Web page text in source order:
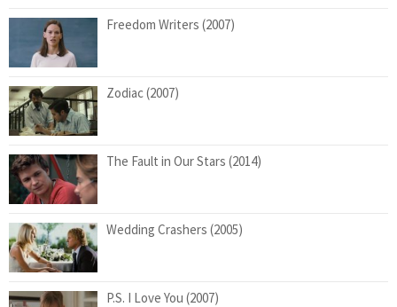
Freedom Writers (2007)
Zodiac (2007)
The Fault in Our Stars (2014)
Wedding Crashers (2005)
P.S. I Love You (2007)